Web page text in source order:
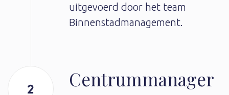
uitgevoerd door het team
Binnenstadmanagement.
Centrummanager